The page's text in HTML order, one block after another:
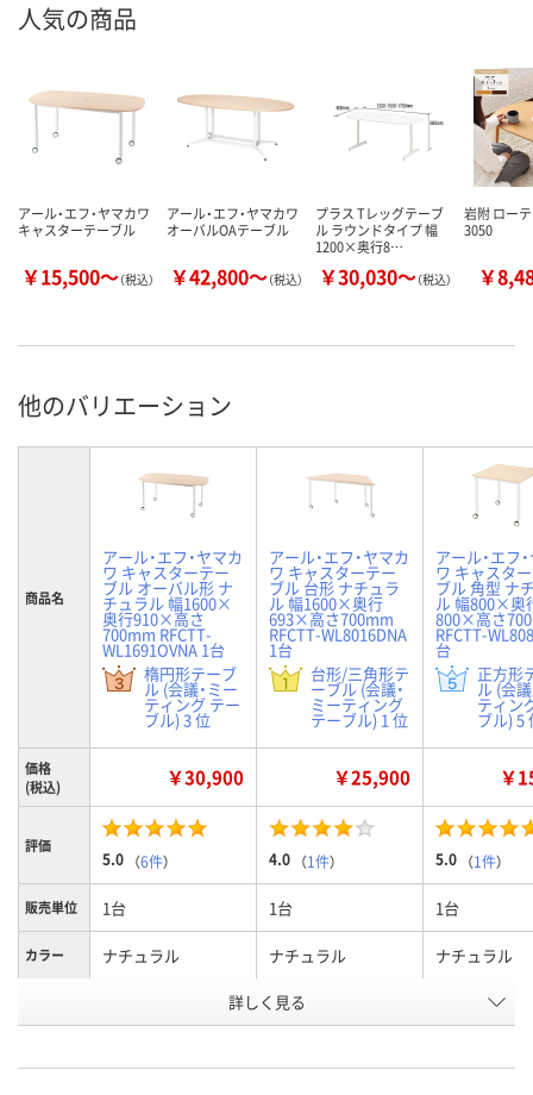
人気の商品
アール・エフ・ヤマカワ
キャスターテーブル
￥15,500～（税込）
アール・エフ・ヤマカワ
オーバルOAテーブル
￥42,800～（税込）
プラス Tレッグテーブ
ル ラウンドタイプ 幅
1200×奥行8…
￥30,030～（税込）
岩附 ロー
3050
￥
他のバリエーション
商品名
アール・エフ・ヤマカ
ワ キャスターテー
ブル オーバル形 ナ
チュラル 幅1600×
奥行910×高さ
700mm RFCTT-
WL1691OVNA 1台
楕円形テーブ
ル (会議・ミー
ティング テー
ブル) 3 位
アール・エフ・ヤマカ
ワ キャスターテー
ブル 台形 ナチュラ
ル 幅1600×奥行
693×高さ700mm
RFCTT-WL8016DNA
1台
台形/三角形テ
ーブル (会議・
ミーティング
テーブル) 1 位
アール・エフ
ワ キャスタ
ブル 角型 ナ
ル 幅800×奥
800×高さ
RFCTT-
台
正方形
ル (会
ティン
ブル) 5
価格
(税込)
￥30,900 ￥25,900 ￥
評価
5.0 （6件） 4.0 （1件） 5.0 （1件）
販売単位 1台 1台 1台
カラー ナチュラル ナチュラル ナチュラル
台形型
号
詳しく見る